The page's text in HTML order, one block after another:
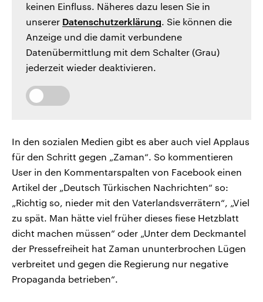
keinen Einfluss. Näheres dazu lesen Sie in
unserer Datenschutzerklärung. Sie können die
Anzeige und die damit verbundene
Datenübermittlung mit dem Schalter (Grau)
jederzeit wieder deaktivieren.
In den sozialen Medien gibt es aber auch viel Applaus
für den Schritt gegen „Zaman“. So kommentieren
User in den Kommentarspalten von Facebook einen
Artikel der „Deutsch Türkischen Nachrichten“ so:
„Richtig so, nieder mit den Vaterlandsverrätern“, „Viel
zu spät. Man hätte viel früher dieses fiese Hetzblatt
dicht machen müssen“ oder „Unter dem Deckmantel
der Pressefreiheit hat Zaman ununterbrochen Lügen
verbreitet und gegen die Regierung nur negative
Propaganda betrieben“.